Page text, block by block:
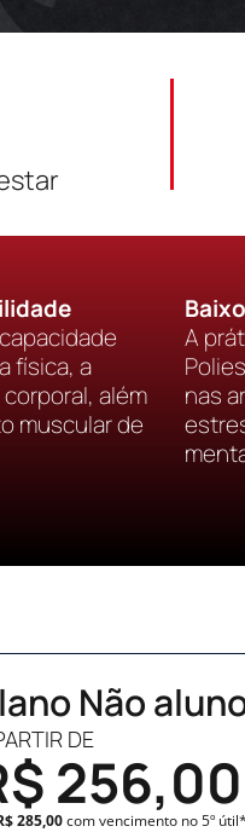
física, a
além
muscular de
A
nas
Não
DE
256,00
285,00com vencimento no 5º útil*